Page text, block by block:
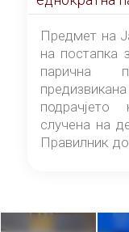
штетата предизвикана од природната
непогода на
Центар-Скопје случена на ден
година
Предмет на
на постапка
парична
случена на
Правилник